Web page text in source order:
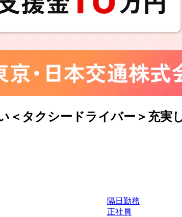
＜タクシードライバー＞充
隔日勤務
正社員